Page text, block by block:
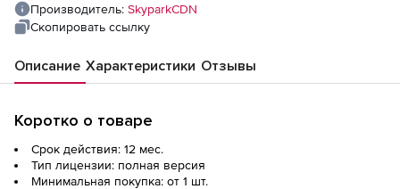
Производитель: SkyparkCDN
Скопировать ссылку
Описание Характеристики Отзывы
Коротко о товаре
Срок действия: 12 мес.
Тип лицензии: полная версия
Минимальная покупка: от 1 шт.